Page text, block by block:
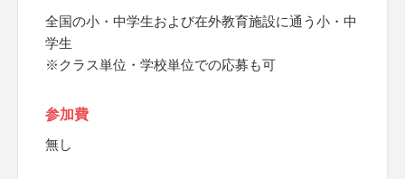
全国の小・中学生および在外教育施設に通う小・中
学生
※クラス単位・学校単位での応募も可
参加費
無し